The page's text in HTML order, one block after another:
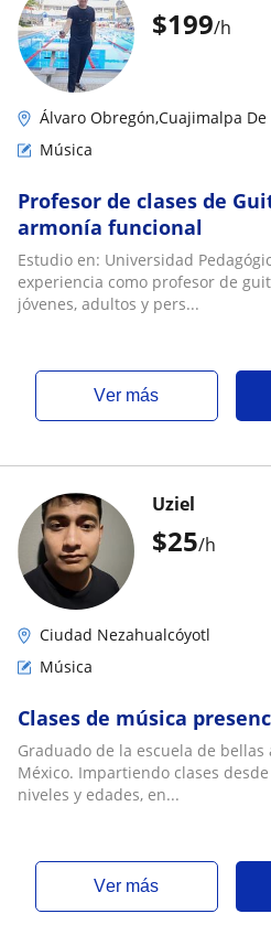
$199/h
Álvaro Obregón,Cuajimalpa De
Música
Profesor de clases de
armonía funcional
Estudio en: Universidad
experiencia como profesor de
jóvenes, adultos y pers...
ver más
$25/h
Uziel
Ciudad Nezahualcóyotl
Música
Clases de música
Graduado de la escuela de bellas
México. Impartiendo clases
niveles y edades, en...
ver más